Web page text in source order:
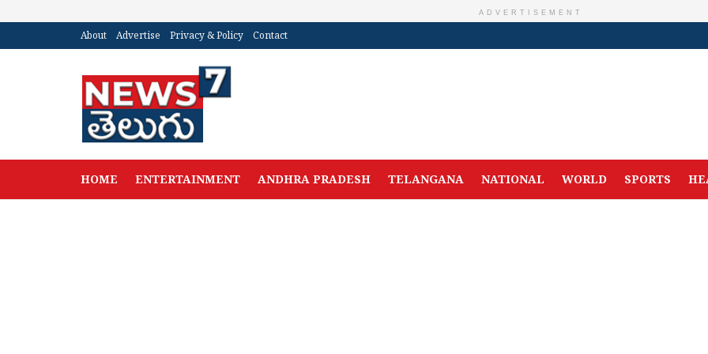
ADVERTISEMENT
About Advertise Privacy & Policy Contact
HOME ENTERTAINMENT ANDHRA PRADESH TELANGANA NATIONAL WORLD SPORTS